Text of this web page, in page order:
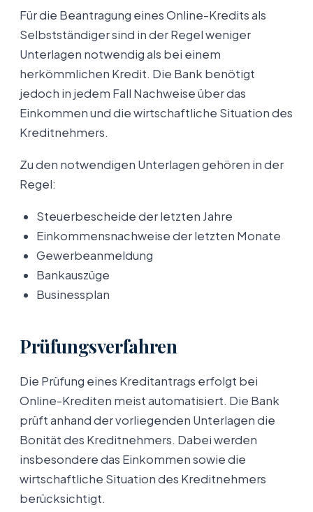
Für die Beantragung eines Online-Kredits als
Selbstständiger sind in der Regel weniger
Unterlagen notwendig als bei einem
herkömmlichen Kredit. Die Bank benötigt
jedoch in jedem Fall Nachweise über das
Einkommen und die wirtschaftliche Situation des
Kreditnehmers.
Zu den notwendigen Unterlagen gehören in der
Regel:
Steuerbescheide der letzten Jahre
Einkommensnachweise der letzten Monate
Gewerbeanmeldung
Bankauszüge
Businessplan
Prüfungsverfahren
Die Prüfung eines Kreditantrags erfolgt bei
Online-Krediten meist automatisiert. Die Bank
prüft anhand der vorliegenden Unterlagen die
Bonität des Kreditnehmers. Dabei werden
insbesondere das Einkommen sowie die
wirtschaftliche Situation des Kreditnehmers
berücksichtigt.